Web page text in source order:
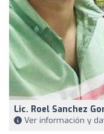
Lic. Roel Sanchez
Ver información y